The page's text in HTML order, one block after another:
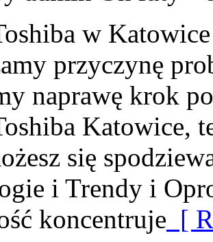
w
przyczynę
naprawę krok
Katowice,
się
i Trendy i
koncentruje [